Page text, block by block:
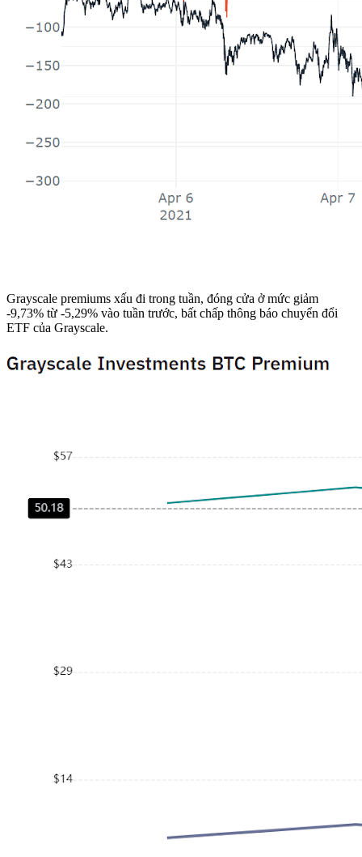
Grayscale premiums xấu đi trong tuần, đóng cửa ở mức giảm
-9,73% từ -5,29% vào tuần trước, bất chấp thông báo chuyển đổi
ETF của Grayscale.